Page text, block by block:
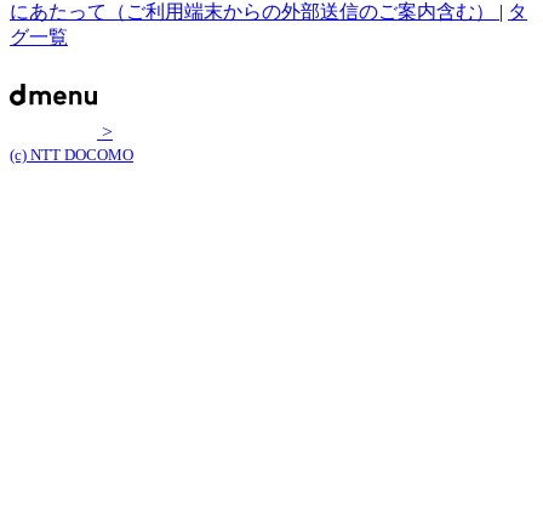
にあたって（ご利用端末からの外部送信のご案内含む） | タ
グ一覧
>
(c) NTT DOCOMO